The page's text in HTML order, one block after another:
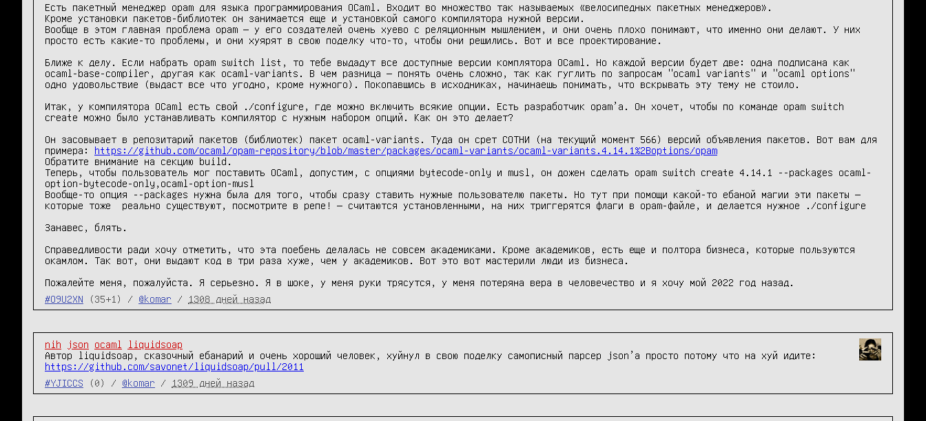
Есть пакетный менеджер opam для языка программирования OCaml. Входит во множество так называемых «велосипедных пакетных менеджеров».
Кроме установки пакетов-библиотек он занимается еще и установкой самого компилятора нужной версии.
Вообще в этом главная проблема opam — у его создателей очень хуево с реляционным мышлением, и они очень плохо понимают, что именно они делают. У них
просто есть какие-то проблемы, и они хуярят в свою поделку что-то, чтобы они решились. Вот и все проектирование.
Ближе к делу. Если набрать opam switch list, то тебе выдадут все доступные версии комплятора OCaml. Но каждой версии будет две: одна подписана как
ocaml-base-compiler, другая как ocaml-variants. В чем разница — понять очень сложно, так как гуглить по запросам "ocaml variants" и "ocaml options"
одно удовольствие (выдаст все что угодно, кроме нужного). Покопавшись в исходниках, начинаешь понимать, что вскрывать эту тему не стоило.
Итак, у компилятора OCaml есть свой ./configure, где можно включить всякие опции. Есть разработчик opam’а. Он хочет, чтобы по команде opam switch
create можно было устанавливать компилятор с нужным набором опций. Как он это делает?
Он засовывает в репозитарий пакетов (библиотек) пакет ocaml-variants. Туда он срет СОТНИ (на текущий момент 566) версий объявления пакетов. Вот вам для
примера: https://github.com/ocaml/opam-repository/blob/master/packages/ocaml-variants/ocaml-variants.4.14.1%2Boptions/opam
Обратите внимание на секцию build.
Теперь, чтобы пользователь мог поставить OCaml, допустим, с опциями bytecode-only и musl, он дожен сделать opam switch create 4.14.1 --packages ocaml-
option-bytecode-only,ocaml-option-musl
Вообще-то опция --packages нужна была для того, чтобы сразу ставить нужные пользователю пакеты. Но тут при помощи какой-то ебаной магии эти пакеты —
которые тоже  реально существуют, посмотрите в репе! — считаются установленными, на них триггерятся флаги в opam-файле, и делается нужное ./configure
Занавес, блять.
Справедливости ради хочу отметить, что эта поебень делалась не совсем академиками. Кроме академиков, есть еще и полтора бизнеса, которые пользуются
окамлом. Так вот, они выдают код в три раза хуже, чем у академиков. Вот это вот мастерили люди из бизнеса.
Пожалейте меня, пожалуйста. Я серьезно. Я в шоке, у меня руки трясутся, у меня потеряна вера в человечество и я хочу мой 2022 год назад.
#O9U2XN
(35+1) / @komar / 1308 дней назад
nih json ocaml
liquidsoap
https://github.com/savonet/liquidsoap/pull/2011
#YJICCS
(0) / @komar / 1309 дней назад